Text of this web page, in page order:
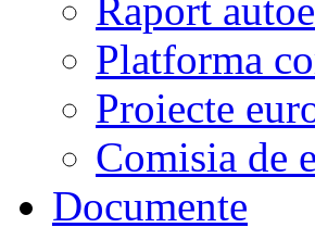
Raport
Platforma
Proiecte
Comisia de
Documente